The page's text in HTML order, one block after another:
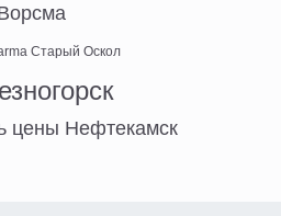
Старый Оскол
цены Нефтекамск